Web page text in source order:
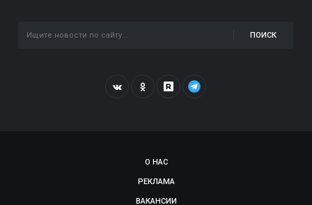
ПОИСК
О НАС
РЕКЛАМА
ВАКАНСИИ